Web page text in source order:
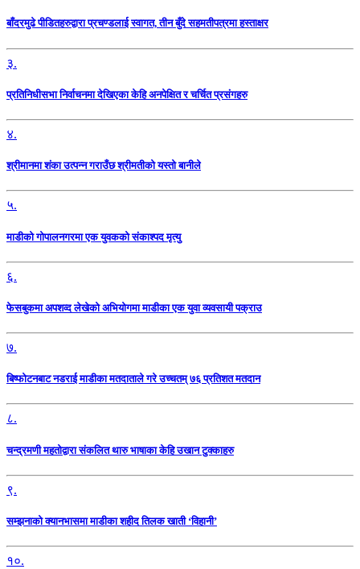
बाँदरमुढे पीडितहरुद्वारा प्रचण्डलाई स्वागत, तीन बुँदे सहमतीपत्रमा हस्ताक्षर
३.
प्रतिनिधीसभा निर्वाचनमा देखिएका केहि अनपेक्षित र चर्चित प्रसंगहरु
४.
श्रीमानमा शंका उत्पन्न गराउँछ श्रीमतीको यस्तो बानीले
५.
माडीको गोपालनगरमा एक युवकको संकाश्पद मृत्यु
६.
फेसबुकमा अपशव्द लेखेको अभियोगमा माडीका एक युवा व्यवसायी पक्राउ
७.
बिष्फोटनबाट नडराई माडीका मतदाताले गरे उच्चतम् ७६ प्रतिशत मतदान
८.
चन्द्रमणी महतोद्वारा संकलित थारु भाषाका केहि उखान टुक्काहरु
९.
सम्झनाको क्यानभासमा माडीका शहीद तिलक खाती ‘विहानी’
१०.